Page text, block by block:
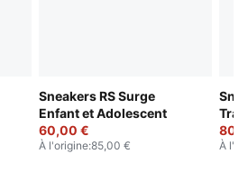
Sneakers RS Surge
Enfant et Adolescent
60,00 €
À l'origine:85,00 € À